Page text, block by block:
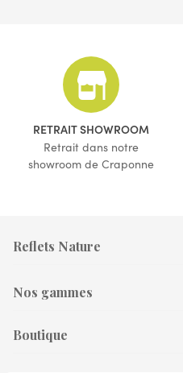
RETRAIT SHOWROOM
Retrait dans notre
showroom de Craponne
Reflets Nature
Nos gammes
Boutique